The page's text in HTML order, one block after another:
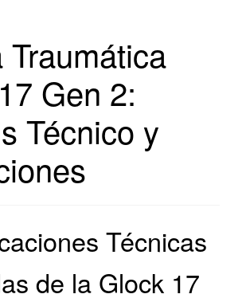
Traumática
Gen 2:
Técnico y
Técnicas
de la Glock 17